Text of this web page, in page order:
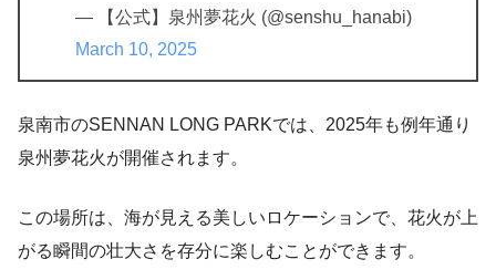
— 【公式】泉州夢花火 (@senshu_hanabi)
March 10, 2025
泉南市のSENNAN LONG PARKでは、2025年も例年通り
泉州夢花火が開催されます。
この場所は、海が見える美しいロケーションで、花火が上
がる瞬間の壮大さを存分に楽しむことができます。